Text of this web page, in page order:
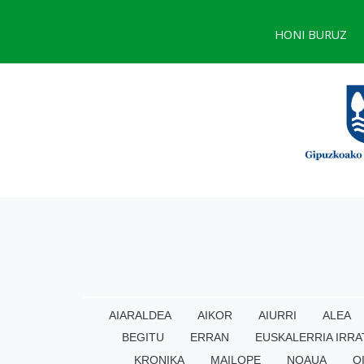
HONI BURUZ
AIARALDEA AIKOR AIURRI ALEA
BEGITU
ERRAN EUSKALERRIA
KRONIKA
MAILOPE NOAUA